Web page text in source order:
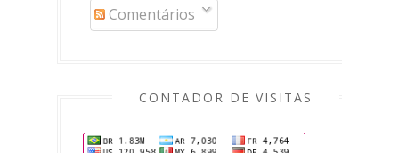
Comentários
CONTADOR DE VISITAS